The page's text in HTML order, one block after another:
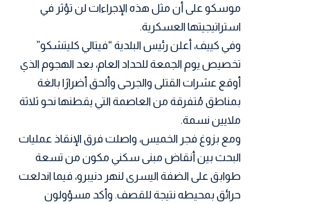
موسكو على أن مثل هذه الإجراءات لن تؤثر في
استراتيجيتها العسكرية.
وفي كييف، أعلن رئيس البلدية “فيتالي كليتشكو”
تخصيص يوم الجمعة للحداد العام، بعد الهجوم الذي
أوقع عشرات القتلى والجرحى وألحق أضرارًا بالغة
بمناطق مُتفرقة من العاصمة التي يقطنها نحو ثلاثة
ملايين نسمة.
ومع بزوغ فجر الخميس، واصلت فرق الإنقاذ عمليات
البحث بين أنقاض مبنى سكني مكون من تسعة
طوابق على الضفة اليسرى لنهر دنيبرو، فيما اندلعت
حرائق بمحيطه نتيجة للقصف. وأكد مسؤولون